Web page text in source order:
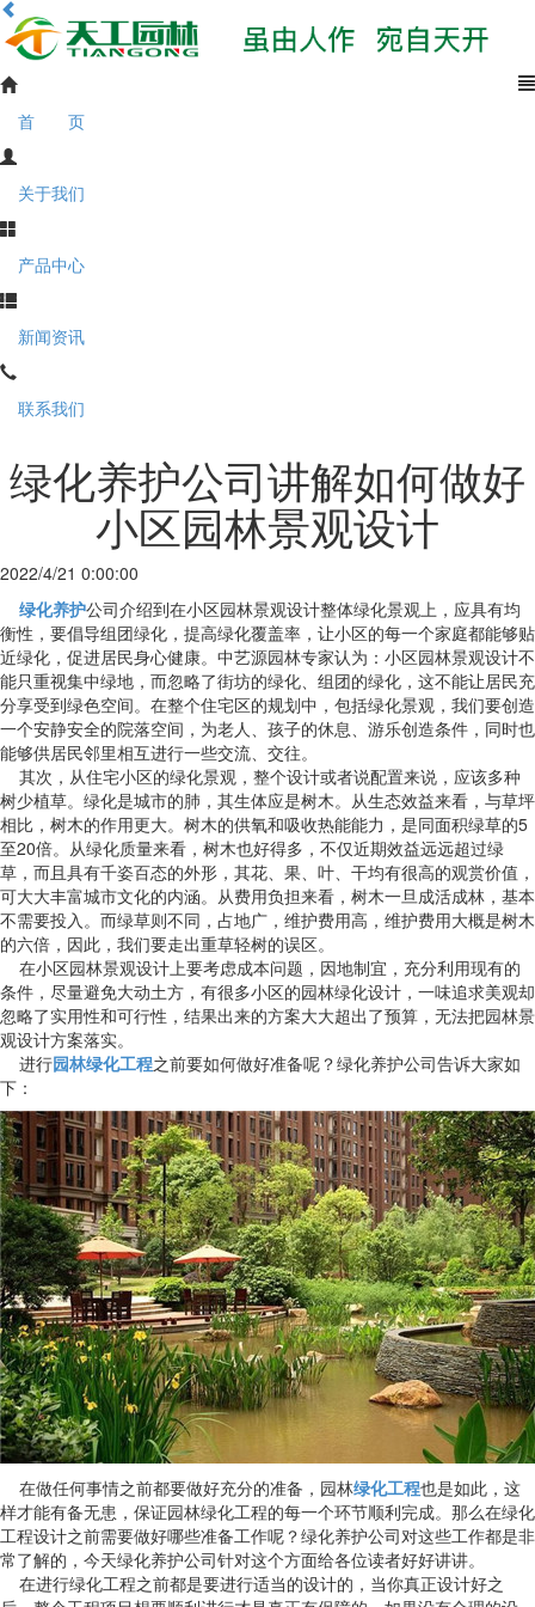
首 页
关于我们
产品中心
新闻资讯
联系我们
绿化养护公司讲解如何做好
小区园林景观设计
2022/4/21 0:00:00
绿化养护公司介绍到在小区园林景观设计整体绿化景观上，应具有均
衡性，要倡导组团绿化，提高绿化覆盖率，让小区的每一个家庭都能够贴
近绿化，促进居民身心健康。中艺源园林专家认为：小区园林景观设计不
能只重视集中绿地，而忽略了街坊的绿化、组团的绿化，这不能让居民充
分享受到绿色空间。在整个住宅区的规划中，包括绿化景观，我们要创造
一个安静安全的院落空间，为老人、孩子的休息、游乐创造条件，同时也
能够供居民邻里相互进行一些交流、交往。
其次，从住宅小区的绿化景观，整个设计或者说配置来说，应该多种
树少植草。绿化是城市的肺，其生体应是树木。从生态效益来看，与草坪
相比，树木的作用更大。树木的供氧和吸收热能能力，是同面积绿草的5
至20倍。从绿化质量来看，树木也好得多，不仅近期效益远远超过绿
草，而且具有千姿百态的外形，其花、果、叶、干均有很高的观赏价值，
可大大丰富城市文化的内涵。从费用负担来看，树木一旦成活成林，基本
不需要投入。而绿草则不同，占地广，维护费用高，维护费用大概是树木
的六倍，因此，我们要走出重草轻树的误区。
在小区园林景观设计上要考虑成本问题，因地制宜，充分利用现有的
条件，尽量避免大动土方，有很多小区的园林绿化设计，一味追求美观却
忽略了实用性和可行性，结果出来的方案大大超出了预算，无法把园林景
观设计方案落实。
进行园林绿化工程之前要如何做好准备呢？绿化养护公司告诉大家如
下：
在做任何事情之前都要做好充分的准备，园林绿化工程也是如此，这
样才能有备无患，保证园林绿化工程的每一个环节顺利完成。那么在绿化
工程设计之前需要做好哪些准备工作呢？绿化养护公司对这些工作都是非
常了解的，今天绿化养护公司针对这个方面给各位读者好好讲讲。
在进行绿化工程之前都是要进行适当的设计的，当你真正设计好之